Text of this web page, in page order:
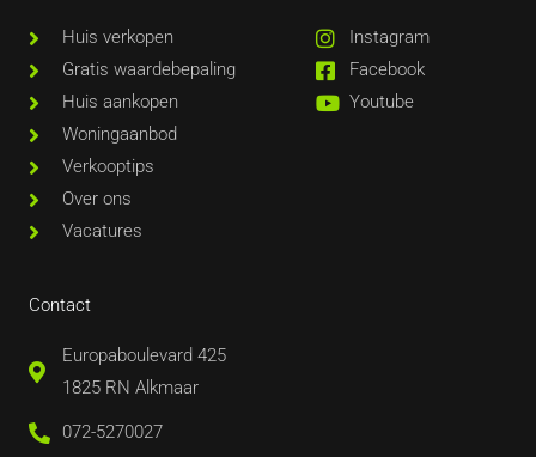
Huis verkopen
Gratis waardebepaling
Huis aankopen
Woningaanbod
Verkooptips
Over ons
Vacatures
Instagram
Facebook
Youtube
Contact
Europaboulevard 425
1825 RN Alkmaar
072-5270027